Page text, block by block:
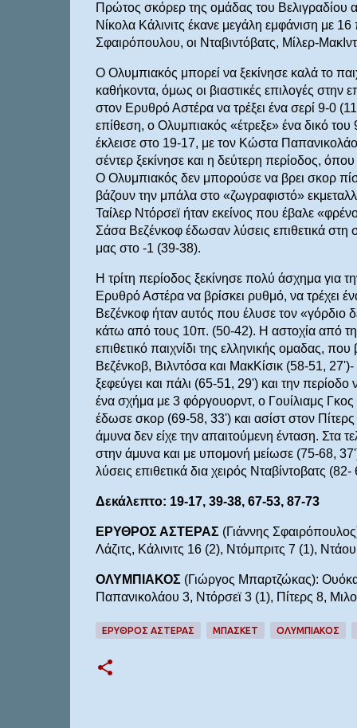
Πρώτος σκόρερ της ομάδας του Βελιγραδίου
Νίκολα Κάλινιτς έκανε μεγάλη εμφάνιση με
Σφαιρόπουλου, οι Νταβιντόβατς, Μίλερ-
Ο Ολυμπιακός μπορεί να ξεκίνησε καλά το
καθήκοντα, όμως οι βιαστικές επιλογές στην
στον Ερυθρό Αστέρα να τρέξει ένα σερί 9-0
επίθεση, ο Ολυμπιακός «έτρεξε» ένα δικό
έκλεισε στο 19-17, με τον Κώστα
σέντερ ξεκίνησε και η δεύτερη περίοδος,
Ο Ολυμπιακός δεν μπορούσε να βρει σκορ
βάζουν την μπάλα στο «ζωγραφιστό»
Ταίλερ Ντόρσεϊ ήταν εκείνος που έβαλε
Σάσα Βεζένκοφ έδωσαν λύσεις επιθετικά στη
μας στο -1 (39-38).
Η τρίτη περίοδος ξεκίνησε πολύ άσχημα για
Ερυθρό Αστέρα να βρίσκει ρυθμό, να τρέχει
Βεζένκοφ ήταν αυτός που έλυσε τον «γόρδιο
κάτω από τους 10π. (50-42). Η αστοχία από
επιθετικό παιχνίδι της ελληνικής ομαδας,
Βεζένκοβ, Βιλντόσα και ΜακΚίσικ (58-51,
ξεφεύγει και πάλι (65-51, 29') και την
ένα σχήμα με 3 φόργουορντ, ο Γουίλιαμς
έδωσε σκορ (69-58, 33') και ασίστ στον
άμυνα δεν είχε την απαιτούμενη ένταση. Στα
στην άμυνα και με υπομονή μείωσε (75-68,
λύσεις επιθετικά δια χειρός Nταβίντοβατς
Δεκάλεπτο: 19-17, 39-38, 67-53, 87-73
ΕΡΥΘΡΟΣ ΑΣΤΕΡΑΣ(Γιάννης
Λάζιτς, Κάλινιτς 16 (2), Ντόμπριτς 7 (1),
ΟΛΥΜΠΙΑΚΟΣ(Γιώργος Μπαρτζώκας):
Παπανικολάου 3, Ντόρσεϊ 3 (1), Πίτερς 8,
ΕΡΥΘΡΟΣ ΑΣΤΕΡΑΣ ΜΠΆΣΚΕΤ ΟΛΥΜΠΙΑΚΟΣ